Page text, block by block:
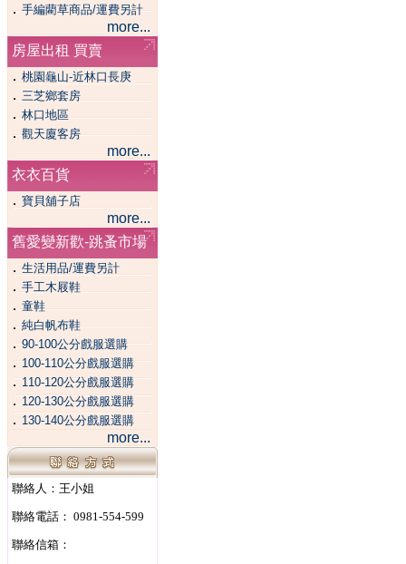
．手編藺草商品/運費另計
more...
房屋出租 買賣
． 桃園龜山-近林口長庚
． 三芝鄉套房
． 林口地區
．觀天廈客房
more...
衣衣百貨
． 寶貝舖子店
more...
舊愛變新歡-跳蚤市場
． 生活用品/運費另計
． 手工木屐鞋
． 童鞋
．純白帆布鞋
．90-100公分戲服選購
．100-110公分戲服選購
．110-120公分戲服選購
．120-130公分戲服選購
． 130-140公分戲服選購
more...
聯絡人：王小姐
聯絡電話： 0981-554-599
聯絡信箱：